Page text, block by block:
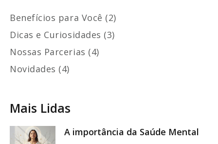
Benefícios para Você (2)
Dicas e Curiosidades (3)
Nossas Parcerias (4)
Novidades (4)
Mais Lidas
A importância da Saúde Mental